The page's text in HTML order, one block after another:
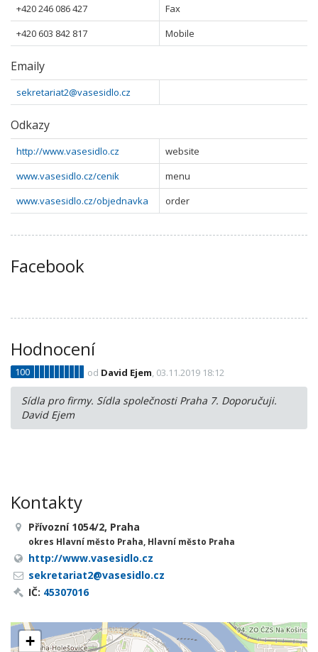
+420 246 086 427
Fax
+420 603 842 817
Mobile
Emaily
sekretariat2@vasesidlo.cz
Odkazy
http://www.vasesidlo.cz
website
www.vasesidlo.cz/cenik
menu
www.vasesidlo.cz/objednavka
order
Facebook
Hodnocení
100 od David Ejem, 03.11.2019 18:12
Sídla pro firmy. Sídla společnosti Praha 7. Doporučuji.
David Ejem
Kontakty
Přívozní 1054/2, Praha
okres Hlavní město Praha, Hlavní město Praha
http://www.vasesidlo.cz
sekretariat2@vasesidlo.cz
IČ: 45307016
+